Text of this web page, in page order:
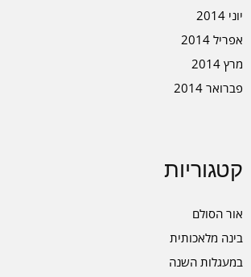
יוני 2014
אפריל 2014
מרץ 2014
פברואר 2014
קטגוריות
אור הסולם
בינה מלאכותית
במעגלות השנה